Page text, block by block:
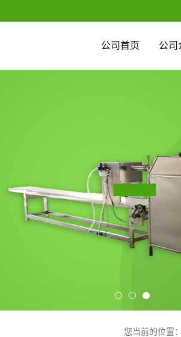
公司首页 公司
您当前的位置：